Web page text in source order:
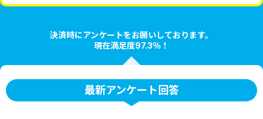
決済時にアンケートをお願いしております。
現在満足度97.3％！
最新アンケート回答